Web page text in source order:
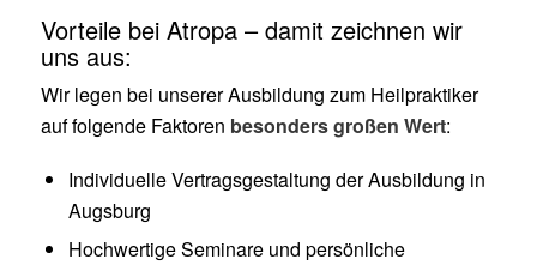
Vorteile bei Atropa – damit zeichnen wir
uns aus:
Wir legen bei unserer Ausbildung zum Heilpraktiker
auf folgende Faktoren besonders großen Wert:
Individuelle Vertragsgestaltung der Ausbildung in
Augsburg
Hochwertige Seminare und persönliche